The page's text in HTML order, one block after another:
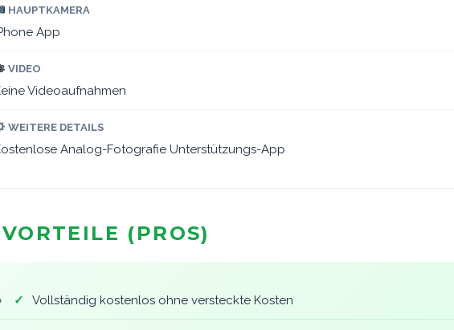
HAUPTKAMERA
App
VIDEO
Videoaufnahmen
WEITERE DETAILS
Analog-Fotografie Unterstützungs-App
VORTEILE (PROS)
✓ Vollständig kostenlos ohne versteckte Kosten